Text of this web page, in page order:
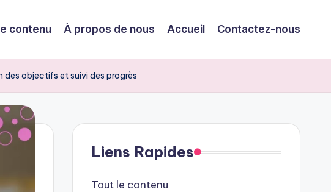
contenu À propos de nous Accueil Contactez-nous
objectifs et suivi des progrès
Liens Rapides
Tout le contenu